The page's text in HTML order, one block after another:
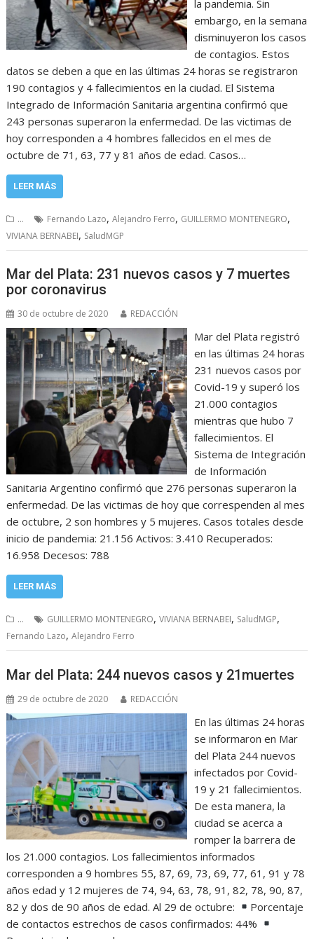
la pandemia. Sin
embargo, en la semana
disminuyeron los casos
de contagios. Estos
datos se deben a que en las últimas 24 horas se registraron
190 contagios y 4 fallecimientos en la ciudad. El Sistema
Integrado de Información Sanitaria argentina confirmó que
243 personas superaron la enfermedad. De las victimas de
hoy corresponden a 4 hombres fallecidos en el mes de
octubre de 71, 63, 77 y 81 años de edad. Casos…
LEER MÁS
... Fernando Lazo,Alejandro Ferro, GUILLERMO MONTENEGRO,
VIVIANA BERNABEI, SaludMGP
Mar del Plata: 231 nuevos casos y 7 muertes
por coronavirus
30 de octubre de 2020 REDACCIÓN
Mar del Plata registró
en las últimas 24 horas
231 nuevos casos por
Covid-19 y superó los
21.000 contagios
mientras que hubo 7
fallecimientos. El
Sistema de Integración
de Información
Sanitaria Argentino confirmó que 276 personas superaron la
enfermedad. De las victimas de hoy que correspenden al mes
de octubre, 2 son hombres y 5 mujeres. Casos totales desde
inicio de pandemia: 21.156 Activos: 3.410 Recuperados:
16.958 Decesos: 788
LEER MÁS
... GUILLERMO MONTENEGRO,VIVIANA BERNABEI, SaludMGP,
Fernando Lazo,Alejandro Ferro
Mar del Plata: 244 nuevos casos y 21muertes
29 de octubre de 2020 REDACCIÓN
En las últimas 24 horas
se informaron en Mar
del Plata 244 nuevos
infectados por Covid-
19 y 21 fallecimientos.
De esta manera, la
ciudad se acerca a
romper la barrera de
los 21.000 contagios. Los fallecimientos informados
corresponden a 9 hombres 55, 87, 69, 73, 69, 77, 61, 91 y 78
años edad y 12 mujeres de 74, 94, 63, 78, 91, 82, 78, 90, 87,
82 y dos de 90 años de edad. Al 29 de octubre:
Porcentaje
de contactos estrechos de casos confirmados: 44%